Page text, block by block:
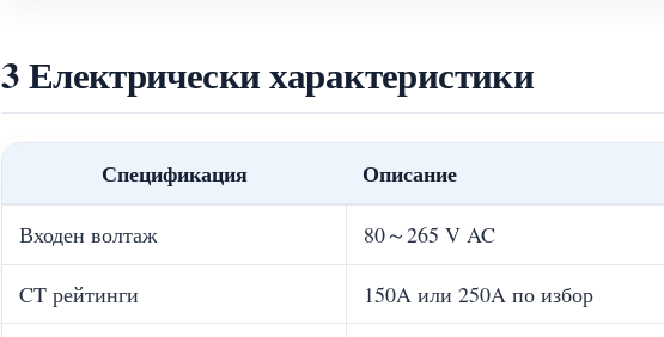
3 Електрически характеристики
Спецификация Описание
Входен волтаж 80～265 V AC
CT рейтинги 150A или 250A по избор